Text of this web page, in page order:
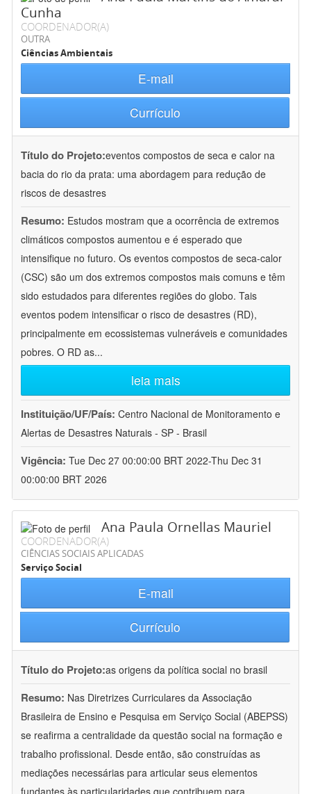
Cunha
COORDENADOR(A)
OUTRA
Ciências Ambientais
E-mail
Currículo
Título do Projeto:eventos compostos de seca e calor na
bacia do rio da prata: uma abordagem para redução de
riscos de desastres
Resumo: Estudos mostram que a ocorrência de extremos
climáticos compostos aumentou e é esperado que
intensifique no futuro. Os eventos compostos de seca-calor
(CSC) são um dos extremos compostos mais comuns e têm
sido estudados para diferentes regiões do globo. Tais
eventos podem intensificar o risco de desastres (RD),
principalmente em ecossistemas vulneráveis e comunidades
pobres. O RD as...
leia mais
Instituição/UF/País: Centro Nacional de Monitoramento e
Alertas de Desastres Naturais - SP - Brasil
Vigência: Tue Dec 27 00:00:00 BRT 2022-Thu Dec 31
00:00:00 BRT 2026
Ana Paula Ornellas Mauriel
COORDENADOR(A)
CIÊNCIAS SOCIAIS APLICADAS
Serviço Social
E-mail
Currículo
Título do Projeto:as origens da política social no brasil
Resumo: Nas Diretrizes Curriculares da Associação
Brasileira de Ensino e Pesquisa em Serviço Social (ABEPSS)
se reafirma a centralidade da questão social na formação e
trabalho profissional. Desde então, são construídas as
mediações necessárias para articular seus elementos